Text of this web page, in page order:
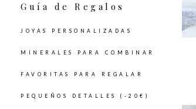
Guía de Regalos
JOYAS PERSONALIZADAS
MINERALES PARA COMBINAR
FAVORITAS PARA REGALAR
PEQUEÑOS DETALLES (-20€)